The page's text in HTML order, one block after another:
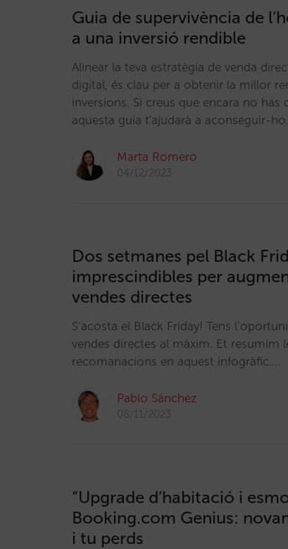
Guia de supervivència de
a una inversió rendible
Alinear la teva estratègia de venda
digital, és clau per a obtenir la millor
inversions. Si creus que encara no has
aquesta guia t'ajudarà a aconseguir-
Marta Romero
04/12/2023
Dos setmanes pel Black
imprescindibles per
vendes directes
S’acosta el Black Friday! Tens
vendes directes al màxim. Et resumim
recomanacions en aquest infogràfic.…
Pablo Sánchez
08/11/2023
“Upgrade d’habitació i
Booking.com Genius:
i tu perds